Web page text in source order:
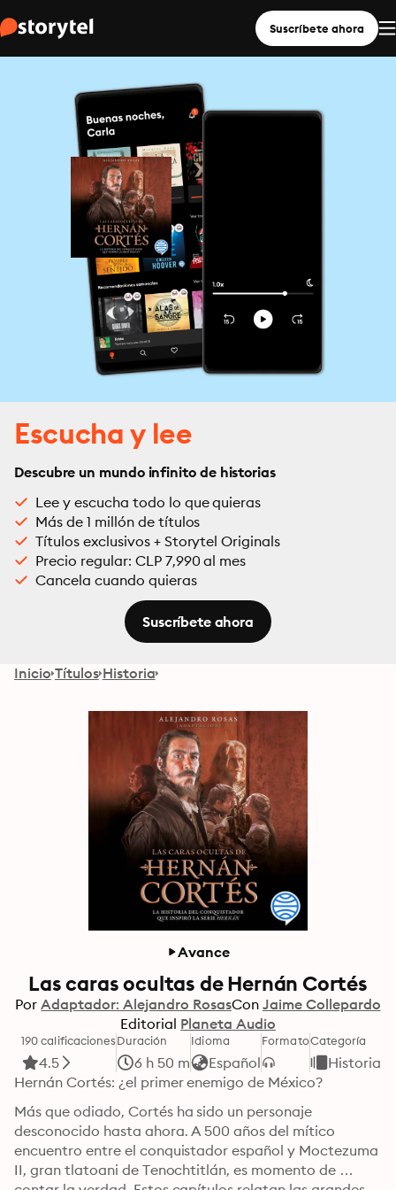
Suscríbete ahora
Escucha y lee
Descubre un mundo infinito de historias
Lee y escucha todo lo que quieras
Más de 1 millón de títulos
Títulos exclusivos + Storytel Originals
Precio regular: CLP 7,990 al mes
Cancela cuando quieras
Suscríbete ahora
Inicio Títulos Historia
Avance
Las caras ocultas de Hernán Cortés
Por Adaptador: Alejandro RosasCon Jaime Collepardo
Editorial Planeta Audio
190 calificaciones
4.5
Duración
6 h 50 m
Idioma
Español
FormatoCategoría
Historia
Hernán Cortés: ¿el primer enemigo de México?
Más que odiado, Cortés ha sido un personaje
desconocido hasta ahora. A 500 años del mítico
encuentro entre el conquistador español y Moctezuma
II, gran tlatoani de Tenochtitlán, es momento de